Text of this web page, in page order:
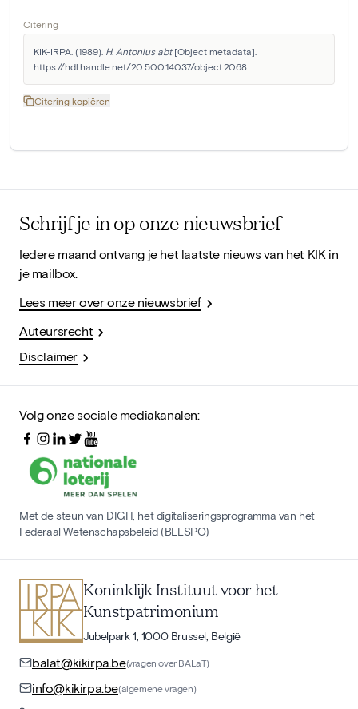
Citering
KIK-IRPA. (1989). H. Antonius abt [Object metadata].
https://hdl.handle.net/20.500.14037/object.2068
Citering kopiëren
Schrijf je in op onze nieuwsbrief
Iedere maand ontvang je het laatste nieuws van het KIK in
je mailbox.
Lees meer over onze nieuwsbrief
Auteursrecht
Disclaimer
Volg onze sociale mediakanalen:
Met de steun van DIGIT, het digitaliseringsprogramma van het
Federaal Wetenschapsbeleid (BELSPO)
Koninklijk Instituut voor het
Kunstpatrimonium
Jubelpark 1, 1000 Brussel, België
balat@kikirpa.be(vragen over BALaT)
info@kikirpa.be(algemene vragen)